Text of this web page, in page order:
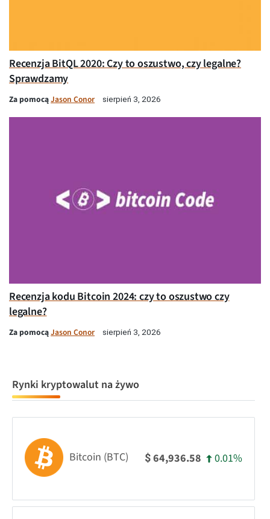
Recenzja BitQL 2020: Czy to oszustwo, czy legalne?
Sprawdzamy
Za pomocąJason Conor sierpień 3, 2026
Recenzja kodu Bitcoin 2024: czy to oszustwo czy
legalne?
Za pomocąJason Conor sierpień 3, 2026
Rynki kryptowalut na żywo
Bitcoin (BTC) $64,936.58 0.01%